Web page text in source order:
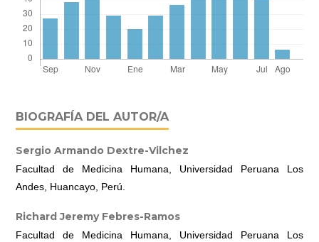
BIOGRAFÍA DEL AUTOR/A
Sergio Armando Dextre-Vilchez
Facultad de Medicina Humana, Universidad Peruana Los
Andes, Huancayo, Perú.
Richard Jeremy Febres-Ramos
Facultad de Medicina Humana, Universidad Peruana Los